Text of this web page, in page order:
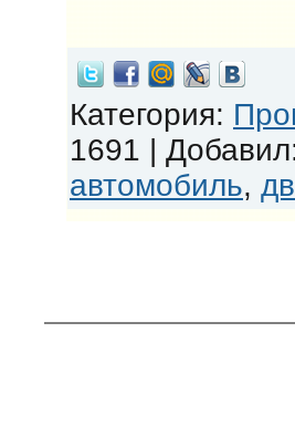
Категория:
1691 | Добавил
автомобиль,